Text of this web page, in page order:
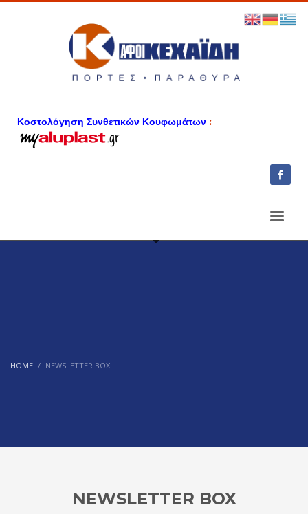
Κοστολόγηση Συνθετικών Κουφωμάτων :
HOME NEWSLETTER BOX
NEWSLETTER BOX